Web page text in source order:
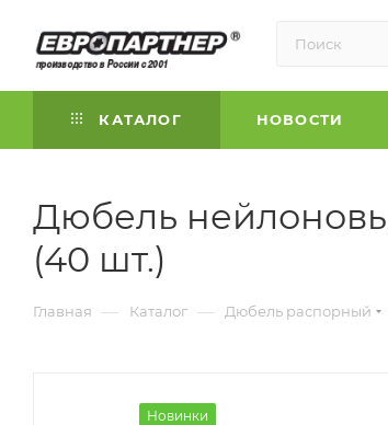
КАТАЛОГ НОВОСТИ
Дюбель
(40 шт.)
Главная — Каталог — Дюбель распорный
Новинки